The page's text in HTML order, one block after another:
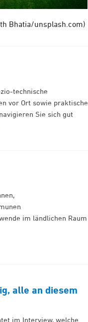
Bhatia/unsplash.com)
technische
vor Ort sowie praktische
Sie sich gut
im ländlichen Raum
alle an diesem
im Interview, welche